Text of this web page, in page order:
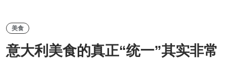
美食
意大利美食的真正“统一”其实非常